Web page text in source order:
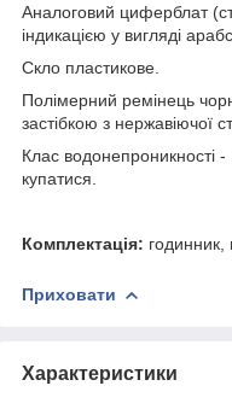
Аналоговий циферблат
індикацією у вигляді
Скло пластикове.
Полімерний ремінець
застібкою з нержавіючої
Клас водонепроникності
купатися.
Комплектація: годинник,
Приховати
Характеристики